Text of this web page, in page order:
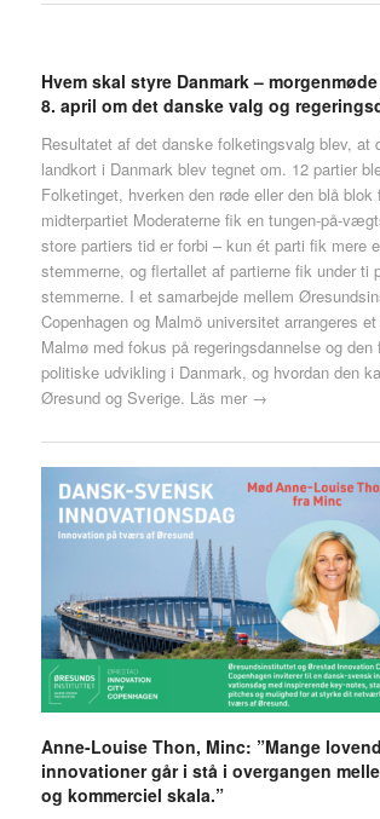
Hvem skal styre Danmark –
8. april om det danske valg og
Resultatet af det danske folketingsvalg blev, at
landkort i Danmark blev tegnet om. 12 partier
Folketinget, hverken den røde eller den blå
midterpartiet Moderaterne fik en tungen-på-
store partiers tid er forbi – kun ét parti fik mere
stemmerne, og flertallet af partierne fik under ti
stemmerne. I et samarbejde mellem
Copenhagen og Malmö universitet arrangeres
Malmø med fokus på regeringsdannelse og den
politiske udvikling i Danmark, og hvordan den
Øresund og Sverige. Läs mer →
Anne-Louise Thon, Minc: ”Mange
innovationer går i stå i overgangen
og kommerciel skala.”